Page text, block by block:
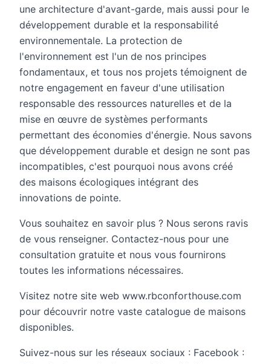
une architecture d'avant-garde, mais aussi pour le
développement durable et la responsabilité
environnementale. La protection de
l'environnement est l'un de nos principes
fondamentaux, et tous nos projets témoignent de
notre engagement en faveur d'une utilisation
responsable des ressources naturelles et de la
mise en œuvre de systèmes performants
permettant des économies d'énergie. Nous savons
que développement durable et design ne sont pas
incompatibles, c'est pourquoi nous avons créé
des maisons écologiques intégrant des
innovations de pointe.
Vous souhaitez en savoir plus ? Nous serons ravis
de vous renseigner. Contactez-nous pour une
consultation gratuite et nous vous fournirons
toutes les informations nécessaires.
Visitez notre site web www.rbconforthouse.com
pour découvrir notre vaste catalogue de maisons
disponibles.
Suivez-nous sur les réseaux sociaux : Facebook :